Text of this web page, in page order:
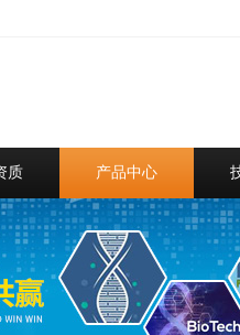
质 产品中心